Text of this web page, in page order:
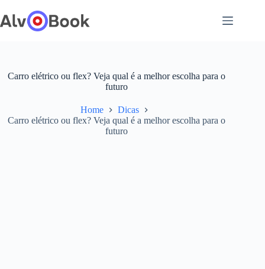
para
o
Carro elétrico ou flex? Veja qual é a melhor escolha para o
futuro
Home
Dicas
Carro elétrico ou flex? Veja qual é a melhor escolha para o
futuro